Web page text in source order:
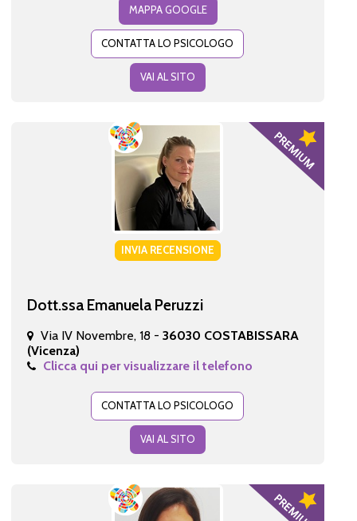
MAPPA GOOGLE
CONTATTA LO PSICOLOGO
VAI AL SITO
INVIA RECENSIONE
Dott.ssa Emanuela Peruzzi
Via IV Novembre, 18 - 36030 COSTABISSARA
(Vicenza)
Clicca qui per visualizzare il telefono
CONTATTA LO PSICOLOGO
VAI AL SITO